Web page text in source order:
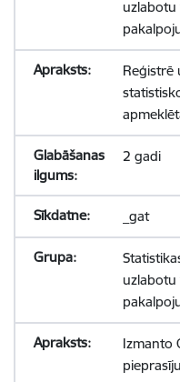
Reģistrē
2 gadi
_gat
Izmanto